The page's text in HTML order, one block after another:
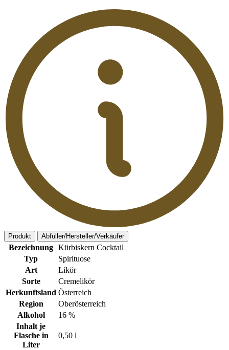
Produkt Abfüller/Hersteller/Verkäufer
Bezeichnung Kürbiskern Cocktail
Typ
Spirituose
Art
Likör
Sorte
Cremelikör
Herkunftsland Österreich
Region
Oberösterreich
Alkohol
16 %
Inhalt je
Flasche in
Liter
0,50 l